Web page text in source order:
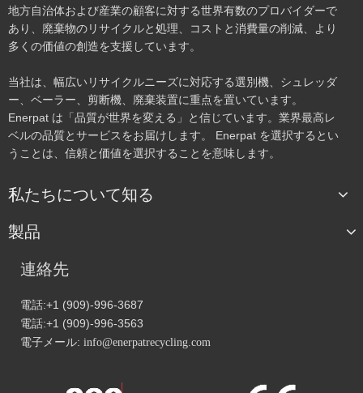
地方自治体および産業の顧客に対する世界有数のプロバイダーで
あり、廃棄物のリサイクルと処理、コストと消費量の削減、より
多くの価値の創造を支援しています。
当社は、幅広いリサイクルニーズに対応する選別機、シュレッダ
ー、ベーラー、剪断機、廃棄装置に重点を置いています。
Enerpat は「品質が世界を変える」と信じています。業界最高レ
ベルの品質とサービスをお届けします。 Enerpat を選択するとい
うことは、信頼と価値を選択することを意味します。
私たちについて知る
製品
連絡先
電話:+1 (909)-996-3687
電話:+1 (909)-996-3563
電子メール: info@enerpatrecycling.com